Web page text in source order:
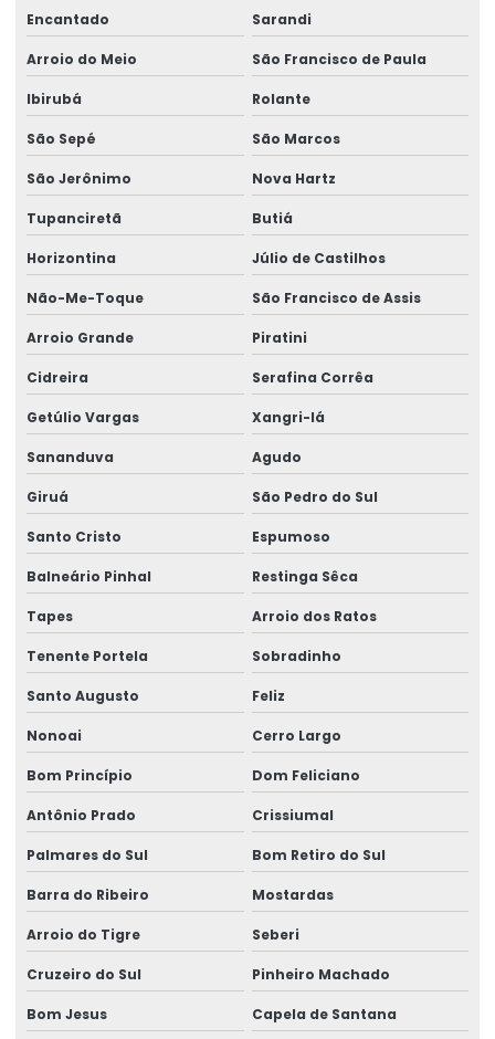
Varredura de vocs
Encantado Sarandi
Arroio do Meio São Francisco de Paula
Ibirubá Rolante
São Sepé São Marcos
São Jerônimo Nova Hartz
Tupanciretã Butiá
Horizontina Júlio de Castilhos
Não-Me-Toque São Francisco de Assis
Arroio Grande Piratini
Cidreira Serafina Corrêa
Getúlio Vargas Xangri-lá
Sananduva Agudo
Giruá São Pedro do Sul
Santo Cristo Espumoso
Balneário Pinhal Restinga Sêca
Tapes Arroio dos Ratos
Tenente Portela Sobradinho
Santo Augusto Feliz
Nonoai Cerro Largo
Bom Princípio Dom Feliciano
Antônio Prado Crissiumal
Palmares do Sul Bom Retiro do Sul
Barra do Ribeiro Mostardas
Arroio do Tigre Seberi
Cruzeiro do Sul Pinheiro Machado
Bom Jesus Capela de Santana